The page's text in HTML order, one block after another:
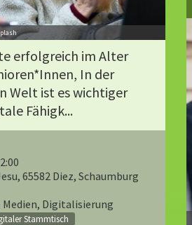
erfolgreich im Alter
In der
Welt ist es wichtiger
Fähigk...
65582 Diez, Schaumburg
Digitalisierung
Stammtisch